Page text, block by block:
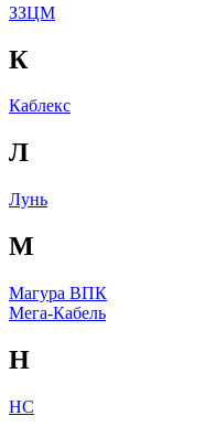
ЗЗЦМ
К
Каблекс
Л
Лунь
М
Магура ВПК
Мега-Кабель
Н
НС